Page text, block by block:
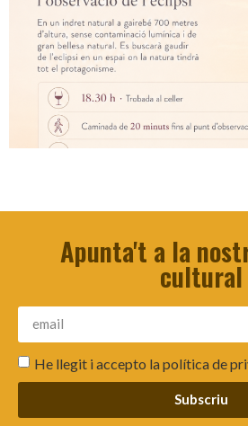
Apunta't a la
cultural
He llegit i accepto lapolítica de
Subscriu